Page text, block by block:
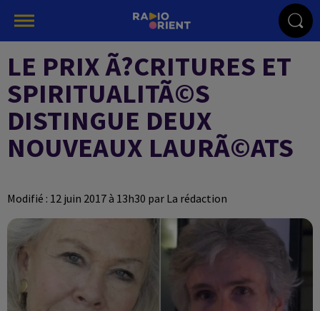
LE PRIX Ã?CRITURES ET
SPIRITUALITÃ©S
DISTINGUE DEUX
NOUVEAUX LAURÃ©ATS
Modifié : 12 juin 2017 à 13h30 par La rédaction